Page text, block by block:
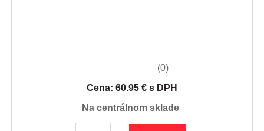
(0)
Cena: 60.95 € s DPH
na centrálnom sklade